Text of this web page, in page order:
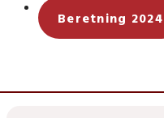
Beretning 2024